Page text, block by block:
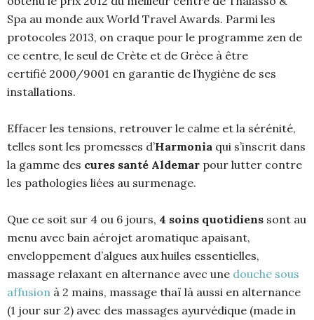
Spa au monde aux World Travel Awards. Parmi les
protocoles 2013, on craque pour le programme zen de
ce centre, le seul de Crète et de Grèce à être
certifié 2000/9001 en garantie de l’hygiène de ses
installations.
Effacer les tensions, retrouver le calme et la sérénité,
telles sont les promesses d’Harmonia qui s’inscrit dans
la gamme des cures santé Aldemar pour lutter contre
les pathologies liées au surmenage.
Que ce soit sur 4 ou 6 jours, 4 soins quotidiens sont au
menu avec bain aérojet aromatique apaisant,
enveloppement d’algues aux huiles essentielles,
massage relaxant en alternance avec une douche sous
affusion à 2 mains, massage thaï là aussi en alternance
(1 jour sur 2) avec des massages ayurvédique (made in